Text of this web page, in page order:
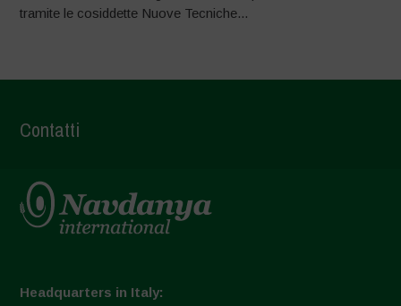
tramite le cosiddette Nuove Tecniche...
Contatti
Headquarters in Italy: